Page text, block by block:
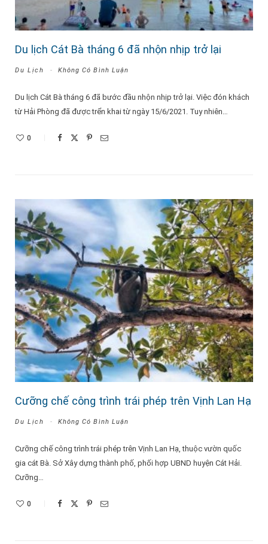
Du lịch Cát Bà tháng 6 đã nhộn nhịp trở lại
Du Lịch Không Có Bình Luận
Du lịch Cát Bà tháng 6 đã bước đầu nhộn nhịp trở lại. Việc đón khách
từ Hải Phòng đã được trển khai từ ngày 15/6/2021. Tuy nhiên…
0
Cưỡng chế công trình trái phép trên Vịnh Lan Hạ
Du Lịch Không Có Bình Luận
Cưỡng chế công trình trái phép trên Vịnh Lan Hạ, thuộc vườn quốc
gia cát Bà. Sở Xây dựng thành phố, phối hợp UBND huyện Cát Hải.
Cưỡng…
0